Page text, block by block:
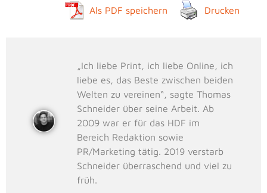
Als PDF speichern Drucken
„Ich liebe Print, ich liebe Online, ich
liebe es, das Beste zwischen beiden
Welten zu vereinen“, sagte Thomas
Schneider über seine Arbeit. Ab
2009 war er für das HDF im
Bereich Redaktion sowie
PR/Marketing tätig. 2019 verstarb
Schneider überraschend und viel zu
früh.